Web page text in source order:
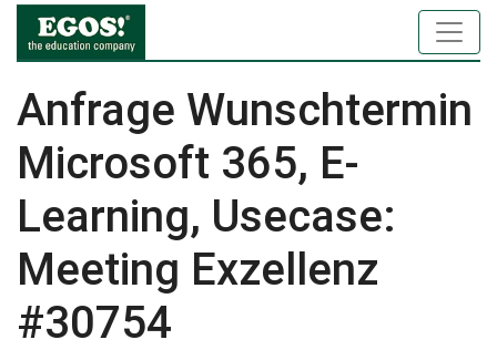
Anfrage Wunschtermin
Microsoft 365, E-
Learning, Usecase:
Meeting Exzellenz
#30754